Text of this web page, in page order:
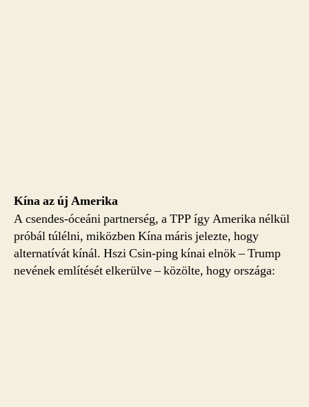
Kína az új Amerika
A csendes-óceáni partnerség, a TPP így Amerika nélkül
próbál túlélni, miközben Kína máris jelezte, hogy
alternatívát kínál. Hszi Csin-ping kínai elnök – Trump
nevének említését elkerülve – közölte, hogy országa: